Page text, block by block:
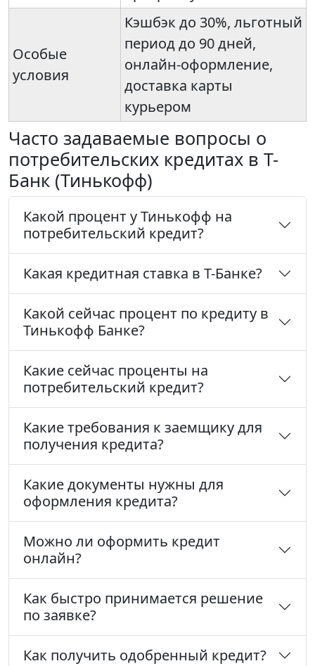
Особые
условия
Кэшбэк до 30%, льготный
период до 90 дней,
онлайн-оформление,
доставка карты
курьером
Часто задаваемые вопросы о
потребительских кредитах в Т-
Банк (Тинькофф)
Какой процент у Тинькофф на
потребительский кредит?
Какая кредитная ставка в Т-Банке?
Какой сейчас процент по кредиту в
Тинькофф Банке?
Какие сейчас проценты на
потребительский кредит?
Какие требования к заемщику для
получения кредита?
Какие документы нужны для
оформления кредита?
Можно ли оформить кредит
онлайн?
Как быстро принимается решение
по заявке?
Как получить одобренный кредит?